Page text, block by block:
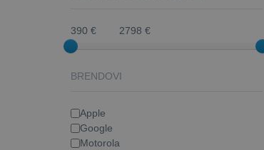
390 € 2798 €
BRENDOVI
Apple
Google
Motorola